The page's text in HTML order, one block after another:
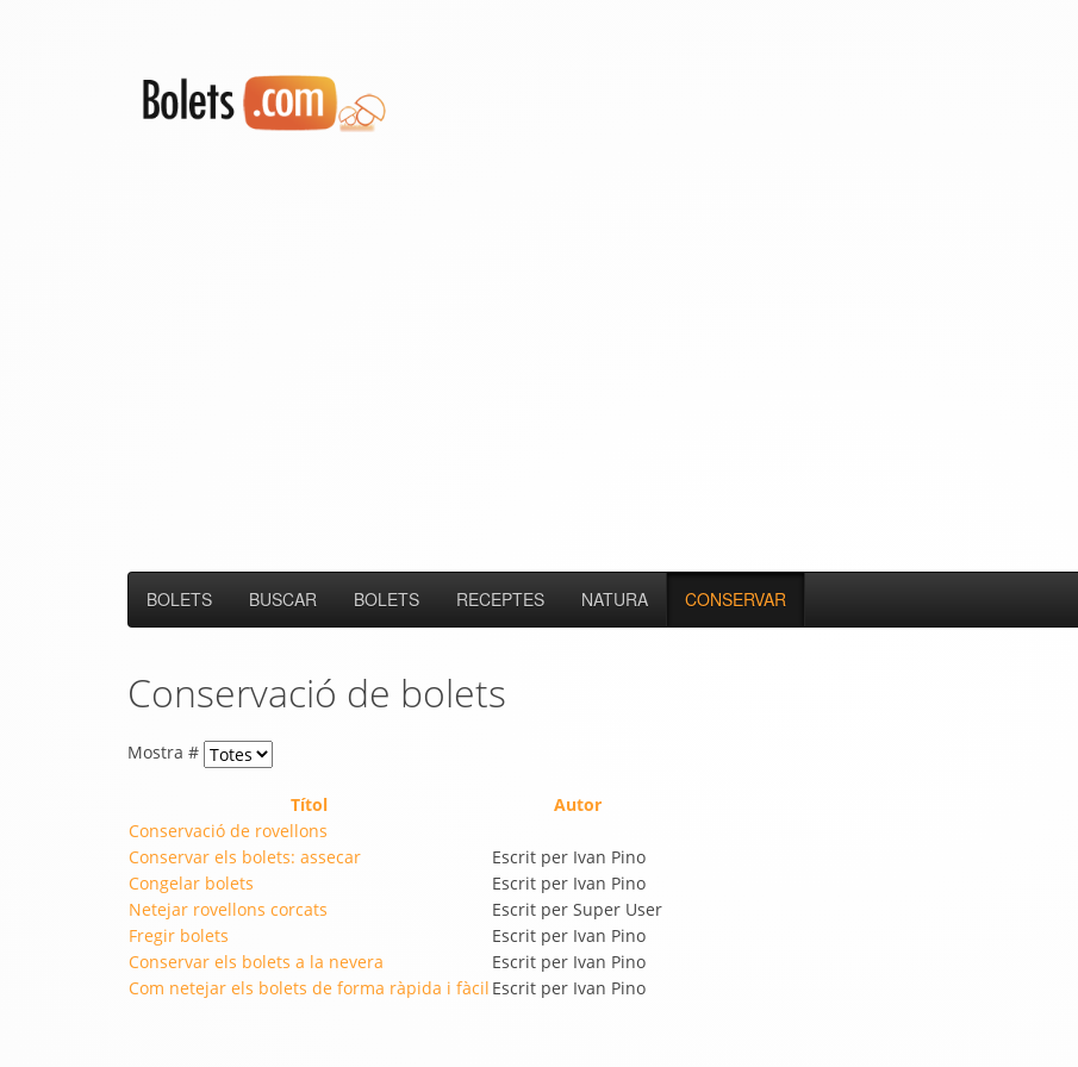
BOLETS BUSCAR BOLETS RECEPTES NATURA CONSERVAR
Conservació de bolets
Mostra #
Títol
Autor
Conservació de rovellons
Conservar els bolets: assecar
Escrit per Ivan Pino
Congelar bolets
Escrit per Ivan Pino
Netejar rovellons corcats
Escrit per Super User
Fregir bolets
Escrit per Ivan Pino
Conservar els bolets a la nevera
Escrit per Ivan Pino
Com netejar els bolets de forma ràpida i fàcil Escrit per Ivan Pino